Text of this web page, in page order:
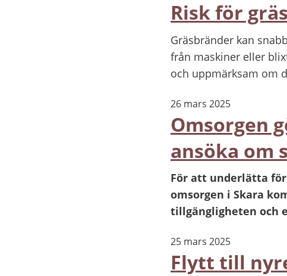
Risk för
Gräsbränder kan
från maskiner eller
och uppmärksam om
26 mars 2025
Omsorgen
ansöka om
För att underlätta
omsorgen i Skara
tillgängligheten och
25 mars 2025
Flytt till